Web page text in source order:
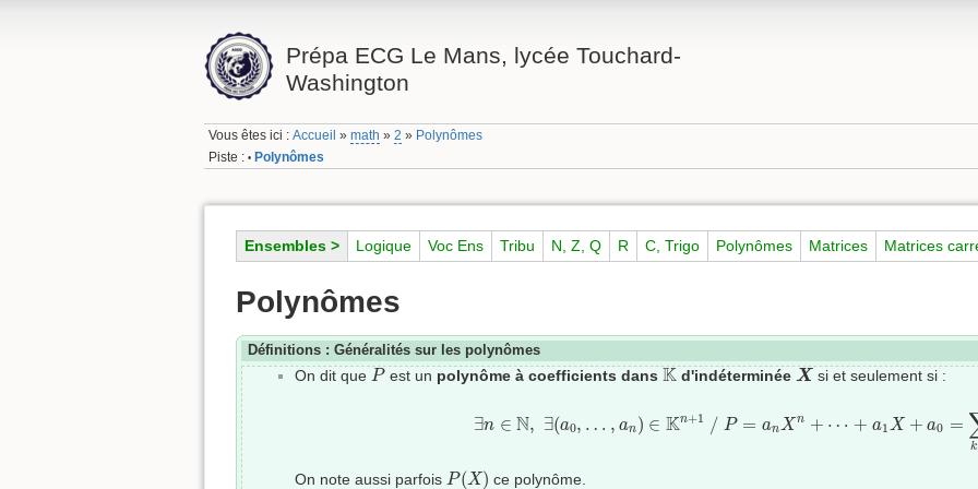
Prépa ECG Le Mans, lycée Touchard-
Washington
Vous êtes ici :Accueil »math »2 » Polynômes
Piste : • Polynômes
Ensembles > Logique Voc Ens Tribu N, Z, Q R C, Trigo Polynômes Matrices Matrices
Polynômes
Définitions : Généralités sur les polynômes
On dit que P
Pest un polynôme à coefficients dans K
K d'indéterminée X
X si et seulement si :
∃n ∈ N, ∃(a0, … , an ) ∈ Kn+1 / P = anX n + ⋯ + a1X + a0 =
k
On note aussi parfois P(X)
P(X)
ce polynôme.